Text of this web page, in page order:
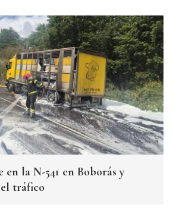
en la N-541 en Boborás y
tráfico